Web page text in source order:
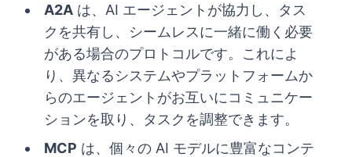
A2Aは、AI エージェントが協力し、タス
クを共有し、シームレスに一緒に働く必要
がある場合のプロトコルです。これによ
り、異なるシステムやプラットフォームか
らのエージェントがお互いにコミュニケー
ションを取り、タスクを調整できます。
MCP は、個々の AI モデルに豊富なコンテ